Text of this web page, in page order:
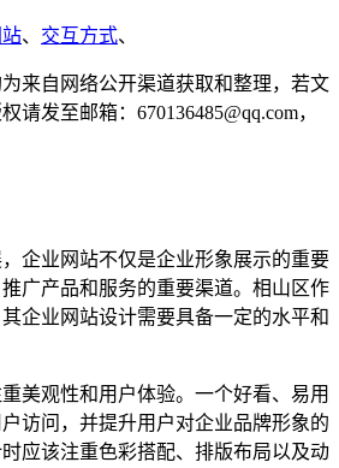
、 交互方式、
来自网络公开渠道获取和整理，若文
请发至邮箱：670136485@qq.com，
企业网站不仅是企业形象展示的重要
广产品和服务的重要渠道。相山区作
企业网站设计需要具备一定的水平和
美观性和用户体验。一个好看、易用
访问，并提升用户对企业品牌形象的
应该注重色彩搭配、排版布局以及动